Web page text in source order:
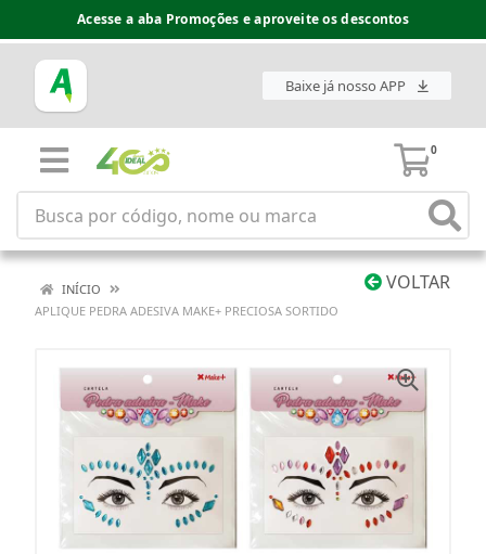
Acesse a aba Promoções e aproveite os descontos
Baixe já nosso APP
0
VOLTAR
INÍCIO
APLIQUE PEDRA ADESIVA MAKE+ PRECIOSA SORTIDO